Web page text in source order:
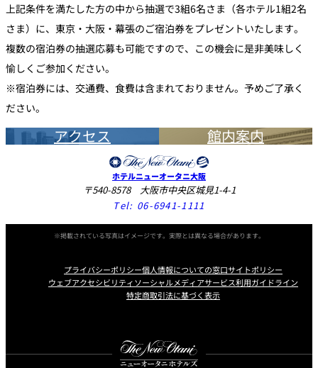
上記条件を満たした方の中から抽選で3組6名さま（各ホテル1組2名
さま）に、東京・大阪・幕張のご宿泊券をプレゼントいたします。
複数の宿泊券の抽選応募も可能ですので、この機会に是非美味しく
愉しくご参加ください。
※宿泊券には、交通費、食費は含まれておりません。予めご了承く
ださい。
アクセス 館内案内
ホテルニューオータニ大阪
〒540-8578 大阪市中央区城見1-4-1
Tel: 06-6941-1111
※掲載されている写真はイメージです。実際とは異なる場合があります。
プライバシーポリシー個人情報についての窓口サイトポリシー
ウェブアクセシビリティソーシャルメディアサービス利用ガイドライン
特定商取引法に基づく表示